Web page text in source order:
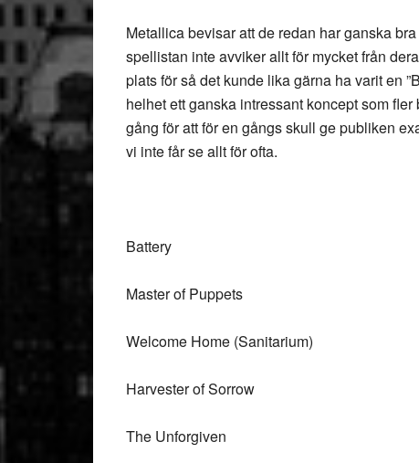
Metallica bevisar att de redan har ganska
spellistan inte avviker allt för mycket från
plats för så det kunde lika gärna ha varit en
helhet ett ganska intressant koncept som
gång för att för en gångs skull ge publiken
vi inte får se allt för ofta.
Battery
Master of Puppets
Welcome Home (Sanitarium)
Harvester of Sorrow
The Unforgiven